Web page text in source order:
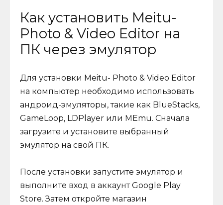
Как установить Meitu-
Photo & Video Editor на
ПК через эмулятор
Для установки Meitu- Photo & Video Editor
на компьютер необходимо использовать
андроид-эмуляторы, такие как BlueStacks,
GameLoop, LDPlayer или MEmu. Сначала
загрузите и установите выбранный
эмулятор на свой ПК.
После установки запустите эмулятор и
выполните вход в аккаунт Google Play
Store. Затем откройте магазин